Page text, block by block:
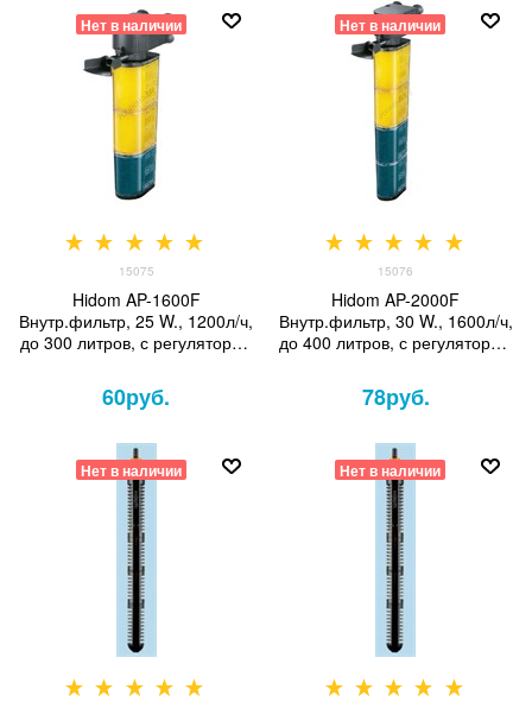
Нет в наличии
15075
Hidom AP-1600F
Внутр.фильтр, 25 W., 1200л/ч,
до 300 литров, с регулятором
60руб.
Нет в наличии
15076
Hidom AP-2000F
Внутр.фильтр, 30 W., 1600л/ч,
до 400 литров, с регулятором
78руб.
Нет в наличии Нет в наличии